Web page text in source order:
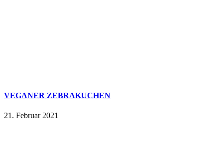
VEGANER ZEBRAKUCHEN
21. Februar 2021